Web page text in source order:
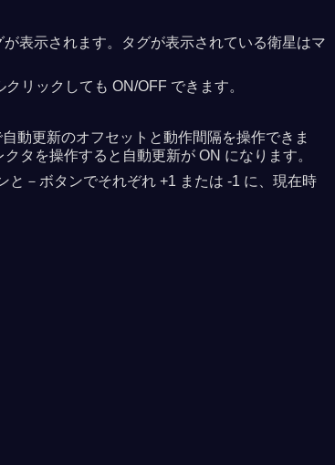
表示されます。タグが表示されている衛星はマ
リックしても ON/OFF できます。
動更新のオフセットと動作間隔を操作できま
タを操作すると自動更新が ON になります。
－ボタンでそれぞれ +1 または -1 に、現在時